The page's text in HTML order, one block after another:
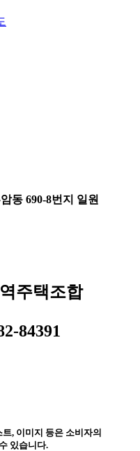
동 690-8번지 일원
주택조합
84391
, 이미지 등은 소비자의
있습니다.